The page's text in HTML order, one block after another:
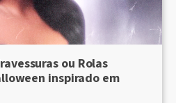
ou Rolas
inspirado em